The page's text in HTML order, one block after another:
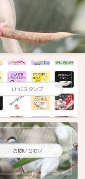
LINEスタンプ
お問い合わせ